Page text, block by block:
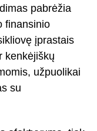
pabrėžia
finansinio
įprastais
kenkėjiškų
užpuolikai
su